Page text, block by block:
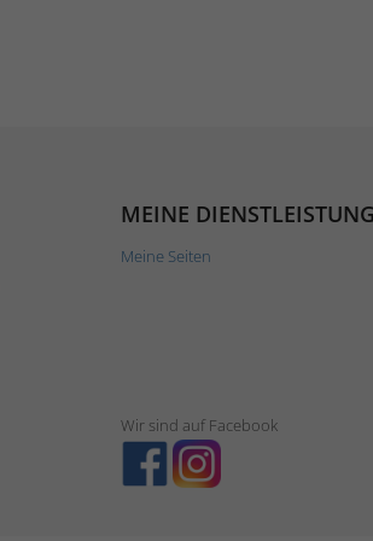
MEINE
Meine Seiten
Wir sind auf Facebook